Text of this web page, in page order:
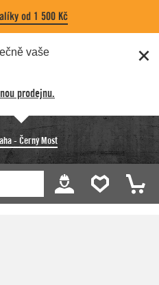
od 1 500 Kč
vaše
prodejnu.
- Černý Most